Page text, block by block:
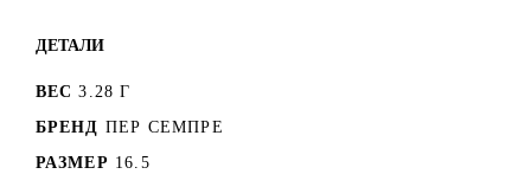
ДЕТАЛИ
ВЕС 3.28 Г
БРЕНД ПЕР СЕМПРЕ
РАЗМЕР 16.5